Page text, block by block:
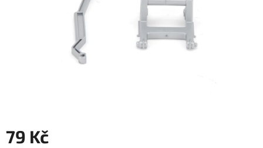
79 Kč